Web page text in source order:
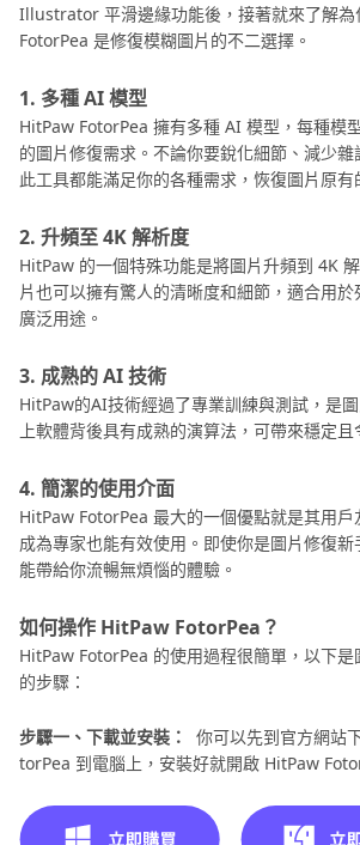
Illustrator 平滑邊緣功能後，接著就來了解
FotorPea 是修復模糊圖片的不二選擇。
1. 多種 AI 模型
HitPaw FotorPea 擁有多種 AI 模型，每種模
的圖片修復需求。不論你要銳化細節、減少雜
此工具都能滿足你的各種需求，恢復圖片原有
2. 升頻至 4K 解析度
HitPaw 的一個特殊功能是將圖片升頻到 4K
片也可以擁有驚人的清晰度和細節，適合用
廣泛用途。
3. 成熟的 AI 技術
HitPaw的AI技術經過了專業訓練與測試，是
上軟體背後具有成熟的演算法，可帶來穩定且
4. 簡潔的使用介面
HitPaw FotorPea 最大的一個優點就是其用戶
成為專家也能有效使用。即使你是圖片修復
能帶給你流暢無煩惱的體驗。
如何操作 HitPaw FotorPea？
HitPaw FotorPea 的使用過程很簡單，以下
的步驟：
步驟一、下載並安裝：
你可以先到官方網站
torPea 到電腦上，安裝好就開啟 HitPaw